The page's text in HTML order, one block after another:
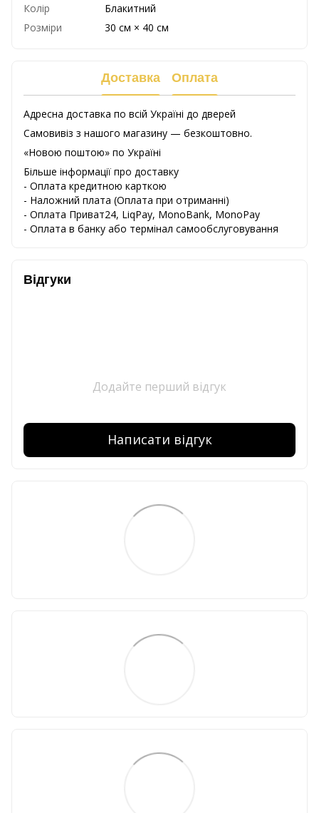
Колір
Блакитний
Розміри
30 см × 40 см
Доставка Оплата
Адресна доставка по всій Україні до дверей
Самовивіз з нашого магазину — безкоштовно.
«Новою поштою» по Україні
Більше інформації про доставку
- Оплата кредитною карткою
- Наложний плата (Оплата при отриманні)
- Оплата Приват24, LiqPay, MonoBank, MonoPay
- Оплата в банку або термінал самообслуговування
Відгуки
Додайте перший відгук
Написати відгук